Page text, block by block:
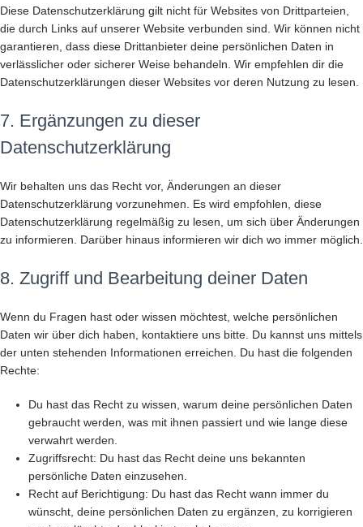
Diese Datenschutzerklärung gilt nicht für Websites von Drittparteien,
die durch Links auf unserer Website verbunden sind. Wir können nicht
garantieren, dass diese Drittanbieter deine persönlichen Daten in
verlässlicher oder sicherer Weise behandeln. Wir empfehlen dir die
Datenschutzerklärungen dieser Websites vor deren Nutzung zu lesen.
7. Ergänzungen zu dieser
Datenschutzerklärung
Wir behalten uns das Recht vor, Änderungen an dieser
Datenschutzerklärung vorzunehmen. Es wird empfohlen, diese
Datenschutzerklärung regelmäßig zu lesen, um sich über Änderungen
zu informieren. Darüber hinaus informieren wir dich wo immer möglich.
8. Zugriff und Bearbeitung deiner Daten
Wenn du Fragen hast oder wissen möchtest, welche persönlichen
Daten wir über dich haben, kontaktiere uns bitte. Du kannst uns mittels
der unten stehenden Informationen erreichen. Du hast die folgenden
Rechte:
Du hast das Recht zu wissen, warum deine persönlichen Daten
gebraucht werden, was mit ihnen passiert und wie lange diese
verwahrt werden.
Zugriffsrecht: Du hast das Recht deine uns bekannten
persönliche Daten einzusehen.
Recht auf Berichtigung: Du hast das Recht wann immer du
wünscht, deine persönlichen Daten zu ergänzen, zu korrigieren